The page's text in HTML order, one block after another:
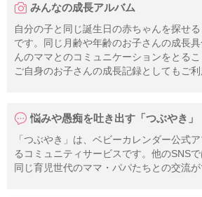
みんなの成長アルバム
自分の子と同じ誕生日の赤ちゃんを探せ
です。同じ月齢や年齢のお子さんの成長
んのママとのコミュニケーションをとるこ
ご自身のお子さんの成長記録としてもご利
悩みや愚痴を吐き出す「つぶやき」
「つぶやき」は、ベビーカレンダー公式
るコミュニティサービスです。他のSNS
同じ育児世代のママ・パパたちとの交流が